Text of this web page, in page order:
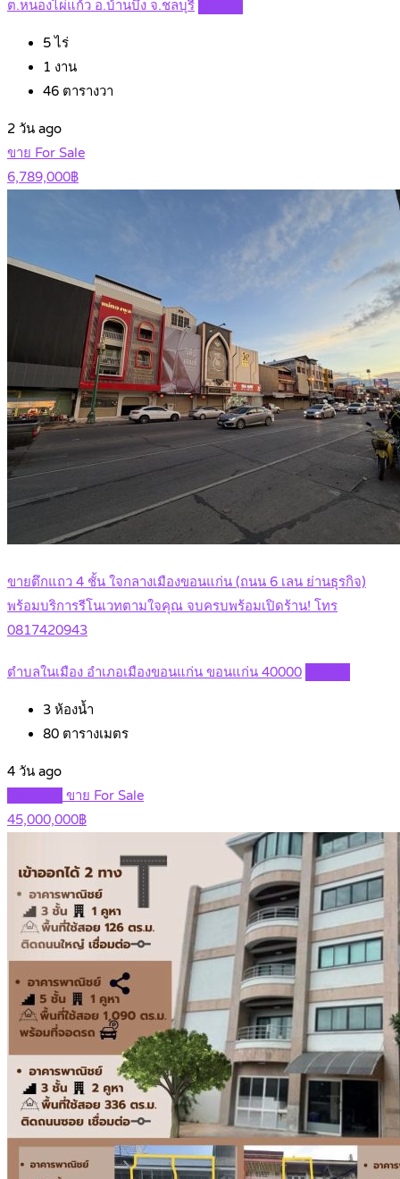
ต.หนองไผ่แก้ว อ.บ้านบึง จ.ชลบุรี
5ไร่
1 งาน
46 ตารางวา
2 วัน ago
ขาย For Sale
6,789,000฿
ขายตึกแถว 4 ชั้น ใจกลางเมืองขอนแก่น (ถนน 6 เลน ย่านธุรกิจ)
พร้อมบริการรีโนเวทตามใจคุณ จบครบพร้อมเปิดร้าน! โทร
0817420943
ตำบลในเมือง อำเภอเมืองขอนแก่น ขอนแก่น 40000
3 ห้องน้ำ
80 ตารางเมตร
4 วัน ago
ขาย For Sale
45,000,000฿